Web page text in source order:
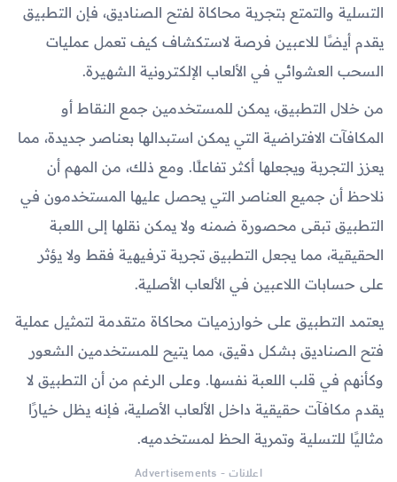
التسلية والتمتع بتجربة محاكاة لفتح الصناديق، فإن التطبيق
يقدم أيضًا للاعبين فرصة لاستكشاف كيف تعمل عمليات
السحب العشوائي في الألعاب الإلكترونية الشهيرة.
من خلال التطبيق، يمكن للمستخدمين جمع النقاط أو
المكافآت الافتراضية التي يمكن استبدالها بعناصر جديدة، مما
يعزز التجربة ويجعلها أكثر تفاعلًا. ومع ذلك، من المهم أن
نلاحظ أن جميع العناصر التي يحصل عليها المستخدمون في
التطبيق تبقى محصورة ضمنه ولا يمكن نقلها إلى اللعبة
الحقيقية، مما يجعل التطبيق تجربة ترفيهية فقط ولا يؤثر
على حسابات اللاعبين في الألعاب الأصلية.
يعتمد التطبيق على خوارزميات محاكاة متقدمة لتمثيل عملية
فتح الصناديق بشكل دقيق، مما يتيح للمستخدمين الشعور
وكأنهم في قلب اللعبة نفسها. وعلى الرغم من أن التطبيق لا
يقدم مكافآت حقيقية داخل الألعاب الأصلية، فإنه يظل خيارًا
مثاليًا للتسلية وتمرية الحظ لمستخدميه.
اعلانات - Advertisements